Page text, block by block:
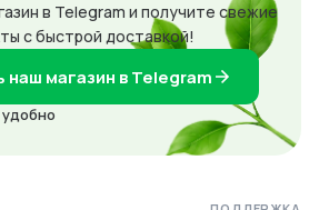
в Telegram и получите свежие
с быстрой доставкой!
наш магазин в Telegram